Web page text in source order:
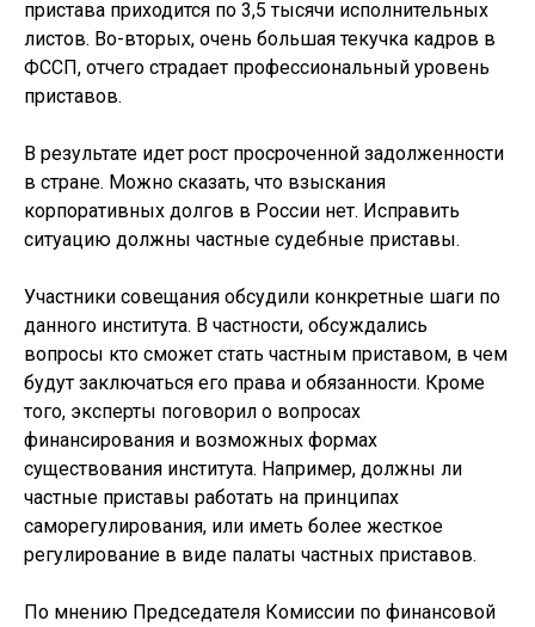
пристава приходится по 3,5 тысячи исполнительных
листов. Во-вторых, очень большая текучка кадров в
ФССП, отчего страдает профессиональный уровень
приставов.
В результате идет рост просроченной задолженности
в стране. Можно сказать, что взыскания
корпоративных долгов в России нет. Исправить
ситуацию должны частные судебные приставы.
Участники совещания обсудили конкретные шаги по
данного института. В частности, обсуждались
вопросы кто сможет стать частным приставом, в чем
будут заключаться его права и обязанности. Кроме
того, эксперты поговорил о вопросах
финансирования и возможных формах
существования института. Например, должны ли
частные приставы работать на принципах
саморегулирования, или иметь более жесткое
регулирование в виде палаты частных приставов.
По мнению Председателя Комиссии по финансовой